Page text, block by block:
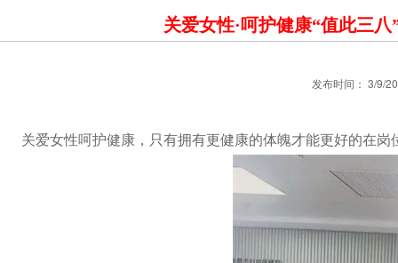
关爱女性·呵护健康“值此三
发布时间： 3/9/
关爱女性呵护健康，只有拥有更健康的体魄才能更好的在